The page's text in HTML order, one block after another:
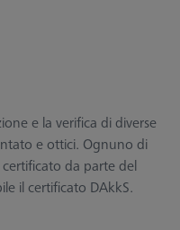
e la verifica di diverse
e ottici. Ognuno di
da parte del
il certificato DAkkS.